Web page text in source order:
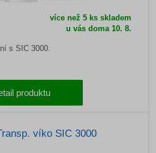
více než 5 ks skladem
u vás doma10. 8.
s SIC 3000.
produktu
víko SIC 3000